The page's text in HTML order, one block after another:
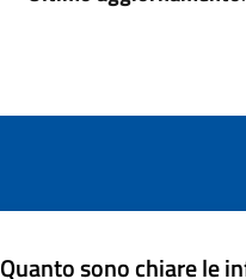
Quanto sono chiare le